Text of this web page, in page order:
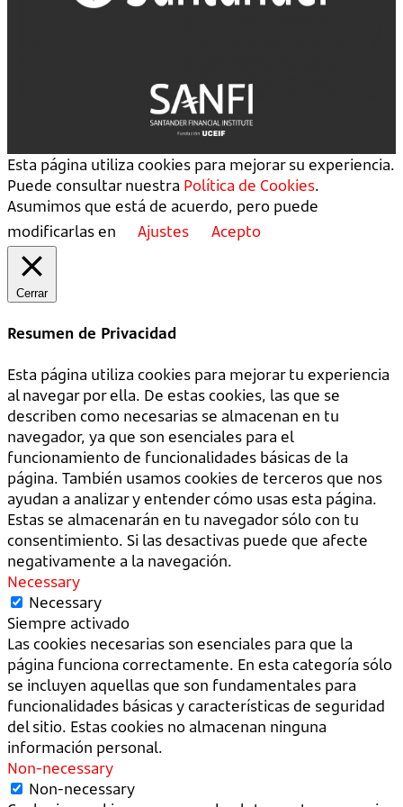
Esta página utiliza cookies para mejorar su experiencia.
Puede consultar nuestra Política de Cookies.
Asumimos que está de acuerdo, pero puede
modificarlas en
Ajustes Acepto
Cerrar
Resumen de Privacidad
Esta página utiliza cookies para mejorar tu experiencia
al navegar por ella. De estas cookies, las que se
describen como necesarias se almacenan en tu
navegador, ya que son esenciales para el
funcionamiento de funcionalidades básicas de la
página. También usamos cookies de terceros que nos
ayudan a analizar y entender cómo usas esta página.
Estas se almacenarán en tu navegador sólo con tu
consentimiento. Si las desactivas puede que afecte
negativamente a la navegación.
Necessary
Necessary
Siempre activado
Las cookies necesarias son esenciales para que la
página funciona correctamente. En esta categoría sólo
se incluyen aquellas que son fundamentales para
funcionalidades básicas y características de seguridad
del sitio. Estas cookies no almacenan ninguna
información personal.
Non-necessary
Non-necessary